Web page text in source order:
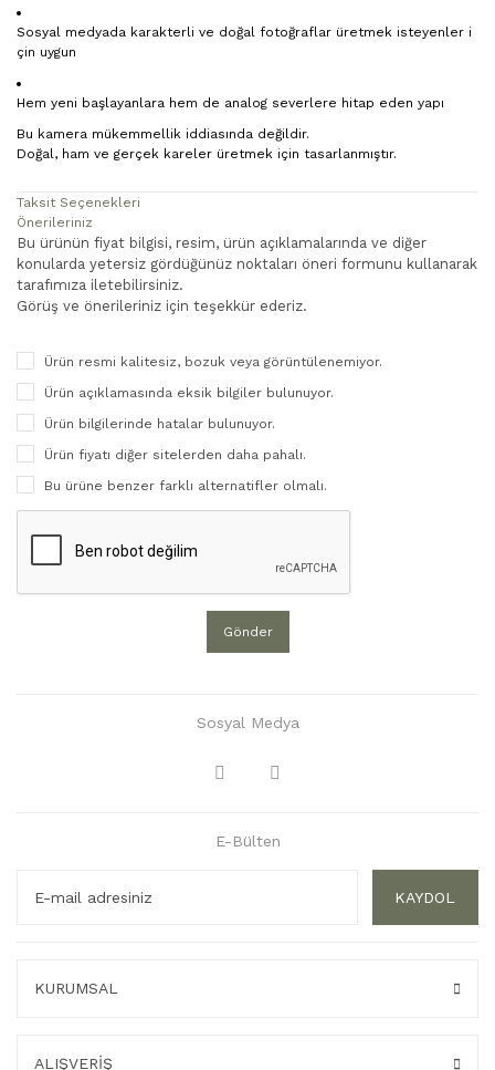
Sosyal medyada karakterli ve doğal fotoğraflar üretmek isteyenler i
çin uygun
Hem yeni başlayanlara hem de analog severlere hitap eden yapı
Bu kamera mükemmellik iddiasında değildir.
Doğal, ham ve gerçek kareler üretmek için tasarlanmıştır.
Taksit Seçenekleri
Önerileriniz
Bu ürünün fiyat bilgisi, resim, ürün açıklamalarında ve diğer
konularda yetersiz gördüğünüz noktaları öneri formunu kullanarak
tarafımıza iletebilirsiniz.
Görüş ve önerileriniz için teşekkür ederiz.
Ürün resmi kalitesiz, bozuk veya görüntülenemiyor.
Ürün açıklamasında eksik bilgiler bulunuyor.
Ürün bilgilerinde hatalar bulunuyor.
Ürün fiyatı diğer sitelerden daha pahalı.
Bu ürüne benzer farklı alternatifler olmalı.
Gönder
Sosyal Medya
E-Bülten
KAYDOL
KURUMSAL
ALIŞVERİŞ